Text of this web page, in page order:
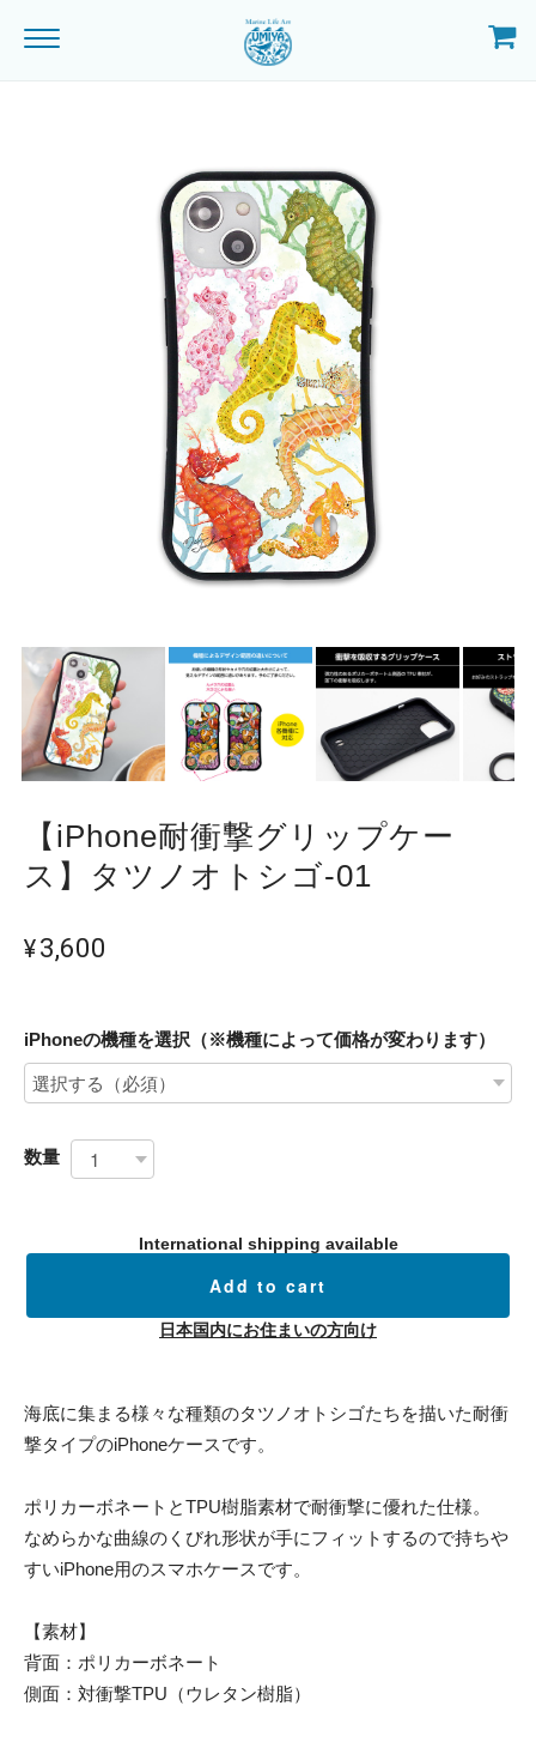
【iPhone耐衝撃グリップケー
ス】タツノオトシゴ-01
¥3,600
iPhoneの機種を選択（※機種によって価格が変わります）
数量
International shipping available
Add to cart
日本国内にお住まいの方向け
海底に集まる様々な種類のタツノオトシゴたちを描いた耐衝
撃タイプのiPhoneケースです。
ポリカーボネートとTPU樹脂素材で耐衝撃に優れた仕様。
なめらかな曲線のくびれ形状が手にフィットするので持ちや
すいiPhone用のスマホケースです。
【素材】
背面：ポリカーボネート
側面：対衝撃TPU（ウレタン樹脂）